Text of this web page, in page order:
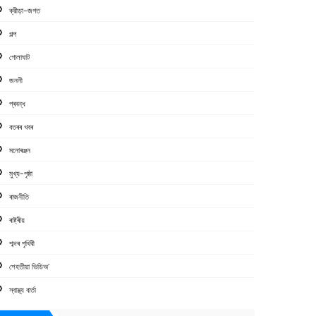
ক্রীড়া-জগত
গল্প
গোলাঘাট
জননী
প্ৰবন্ধ
বতৰৰ খবৰ
মনোৰঞ্জন
মুখ্য-পৃষ্ঠা
ৰাজনীতি
ৰাষ্ট্ৰীয়
শব্দৰ পৃথিবী
শেহতীয়া ভিডিঅ’
স্বাস্থ্য বাৰ্তা